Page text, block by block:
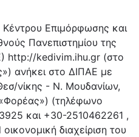
Κέντρου Επιμόρφωσης και
Πανεπιστημίου της
http://kedivim.ihu.gr (στο
ανήκει στο ΔΙΠΑΕ με
νίκης - Ν. Μουδανίων,
(τηλέφωνο
και +30-2510462261 ,
διαχείριση του